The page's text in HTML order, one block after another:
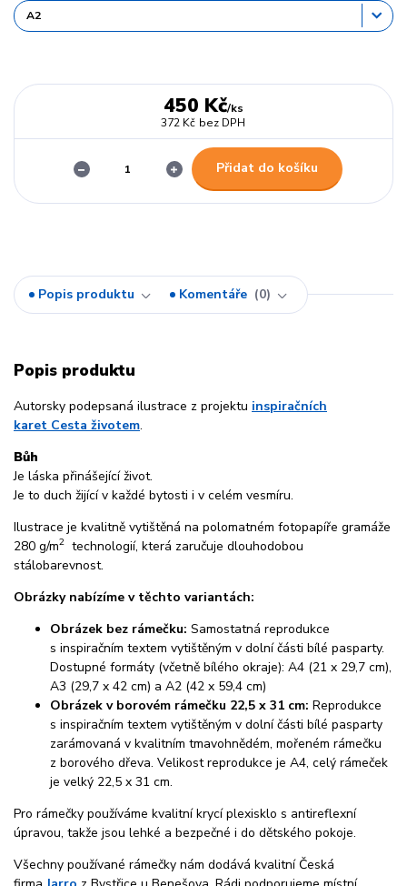
450 Kč/ks
372 Kč bez DPH
Přidat do košíku
Popis produktu Komentáře 0
Popis produktu
Autorsky podepsaná ilustrace z projektu inspiračních
karet Cesta životem.
Bůh
Je láska přinášející život.
Je to duch žijící v každé bytosti i v celém vesmíru.
Ilustrace je kvalitně vytištěná na polomatném fotopapíře gramáže
280 g/m2 technologií, která zaručuje dlouhodobou
stálobarevnost.
Obrázky nabízíme v těchto variantách:
Obrázek bez rámečku: Samostatná reprodukce
s inspiračním textem vytištěným v dolní části bílé pasparty.
Dostupné formáty (včetně bílého okraje): A4 (21 x 29,7 cm),
A3 (29,7 x 42 cm) a A2 (42 x 59,4 cm)
Obrázek v borovém rámečku 22,5 x 31 cm: Reprodukce
s inspiračním textem vytištěným v dolní části bílé pasparty
zarámovaná v kvalitním tmavohnědém, mořeném rámečku
z borového dřeva. Velikost reprodukce je A4, celý rámeček
je velký 22,5 x 31 cm.
Pro rámečky používáme kvalitní krycí plexisklo s antireflexní
úpravou, takže jsou lehké a bezpečné i do dětského pokoje.
Všechny používané rámečky nám dodává kvalitní Česká